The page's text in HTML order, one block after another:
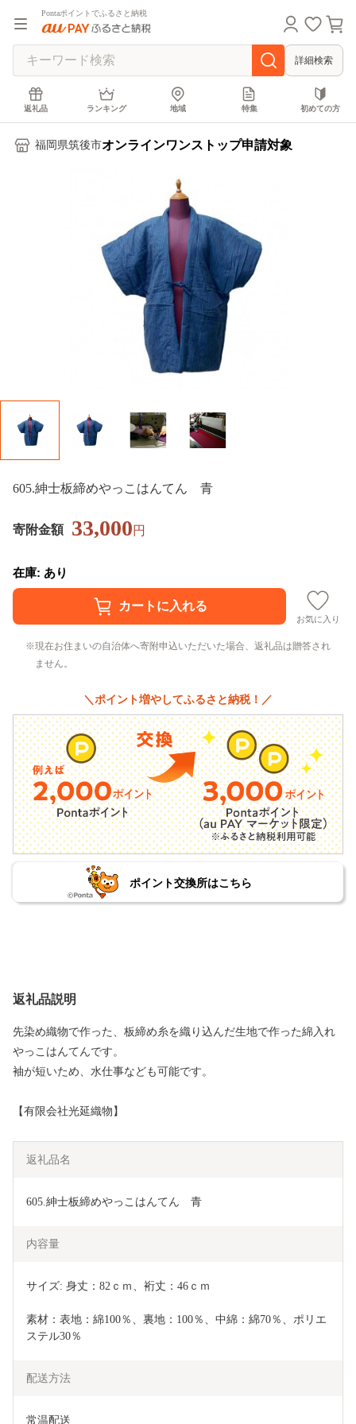
Pontaポイントでふるさと納税
詳細検索
返礼品 ランキング 地域 特集 初めての方
福岡県筑後市オンラインワンストップ申請対象
605.紳士板締めやっこはんてん 青
寄附金額 33,000円
在庫: あり
お気に入り
現在お住まいの自治体へ寄附申込いただいた場合、返礼品は贈答され
ません。
＼ポイント増やしてふるさと納税！／
ポイント交換所はこちら
返礼品説明
先染め織物で作った、板締め糸を織り込んだ生地で作った綿入れ
やっこはんてんです。
袖が短いため、水仕事なども可能です。
【有限会社光延織物】
返礼品名
605.紳士板締めやっこはんてん　青
内容量
サイズ: 身丈：82ｃｍ、裄丈：46ｃｍ
素材：表地：綿100％、裏地：100％、中綿：綿70％、ポリエ
ステル30％
配送方法
常温配送